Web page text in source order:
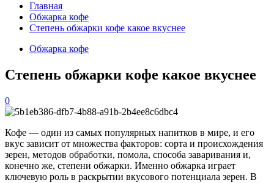
Главная
Обжарка кофе
Степень обжарки кофе какое вкуснее
Обжарка кофе
Степень обжарки кофе какое вкуснее
0
Кофе — один из самых популярных напитков в мире, и его
вкус зависит от множества факторов: сорта и происхождения
зерен, методов обработки, помола, способа заваривания и,
конечно же, степени обжарки. Именно обжарка играет
ключевую роль в раскрытии вкусового потенциала зерен. В